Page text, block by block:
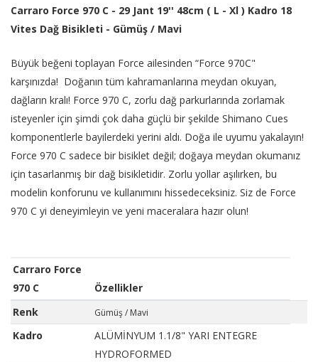
Carraro Force 970 C - 29 Jant 19'' 48cm ( L - Xl ) Kadro 18
Vites Dağ Bisikleti - Gümüş / Mavi
Büyük beğeni toplayan Force ailesinden “Force 970C"
karşınızda! Doğanın tüm kahramanlarına meydan okuyan,
dağların kralı! Force 970 C, zorlu dağ parkurlarında zorlamak
isteyenler için şimdi çok daha güçlü bir şekilde Shimano Cues
komponentlerle bayilerdeki yerini aldı. Doğa ile uyumu yakalayın!
Force 970 C sadece bir bisiklet değil; doğaya meydan okumanız
için tasarlanmış bir dağ bisikletidir. Zorlu yollar aşılırken, bu
modelin konforunu ve kullanımını hissedeceksiniz. Siz de Force
970 C yi deneyimleyin ve yeni maceralara hazır olun!
Carraro Force
970 C
Özellikler
Renk
Gümüş / Mavi
Kadro
ALÜMİNYUM 1.1/8" YARI ENTEGRE
HYDROFORMED